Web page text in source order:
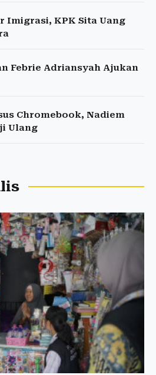
Imigrasi, KPK Sita Uang
Febrie Adriansyah Ajukan
Chromebook, Nadiem
Ulang